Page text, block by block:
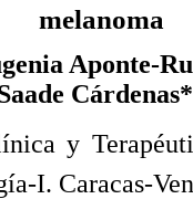
melanoma
Aponte-
y
I. Caracas-